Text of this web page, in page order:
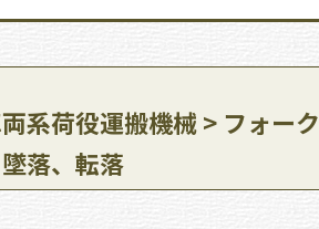
系荷役運搬機械 > フォー
落、転落